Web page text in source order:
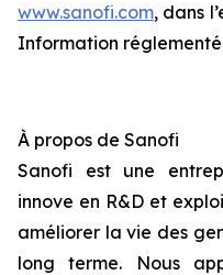
www.sanofi.com, dans
Information
À propos de Sanofi
Sanofi est une
innove en R&D et
améliorer la vie des
long terme. Nous